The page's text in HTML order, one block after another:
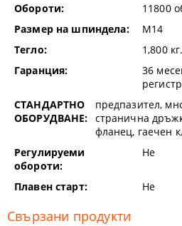
Обороти:
11800
Размер на шпиндела:
М14
Тегло:
1,800 кг.
Гаранция:
36
СТАНДАРТНО
ОБОРУДВАНЕ:
предпазител,
странична
фланец, гаечен
Регулируеми
обороти:
Не
Плавен старт: Не
Свързани продукти